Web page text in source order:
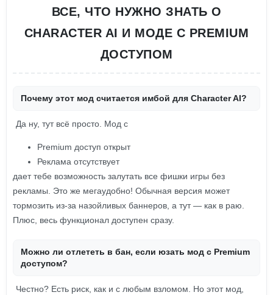
ВСЕ, ЧТО НУЖНО ЗНАТЬ О
CHARACTER AI И МОДЕ С PREMIUM
ДОСТУПОМ
Почему этот мод считается имбой для Character AI?
Да ну, тут всё просто. Мод с
Premium доступ открыт
Реклама отсутствует
дает тебе возможность залутать все фишки игры без
рекламы. Это же мегаудобно! Обычная версия может
тормозить из-за назойливых баннеров, а тут — как в раю.
Плюс, весь функционал доступен сразу.
Можно ли отлететь в бан, если юзать мод с Premium
доступом?
Честно? Есть риск, как и с любым взломом. Но этот мод,